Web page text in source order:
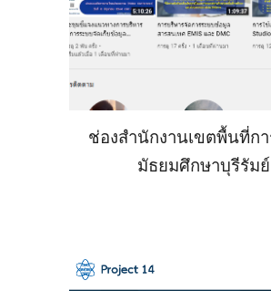
ช่องสำนักงานเขตพื้นที่ก
มัธยมศึกษาบุรีรัมย์